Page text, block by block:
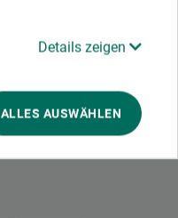
Details zeigen
ALLES AUSWÄHLEN